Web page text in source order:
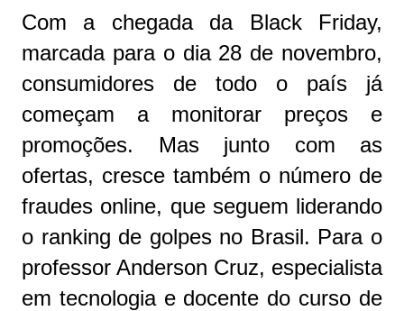
Com a chegada da Black Friday,
marcada para o dia 28 de novembro,
consumidores de todo o país já
começam a monitorar preços e
promoções. Mas junto com as
ofertas, cresce também o número de
fraudes online, que seguem liderando
o ranking de golpes no Brasil. Para o
professor Anderson Cruz, especialista
em tecnologia e docente do curso de